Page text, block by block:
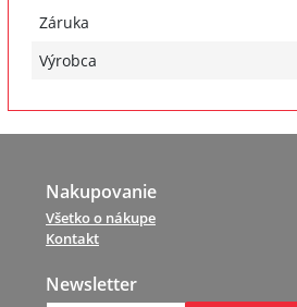
Záruka
Výrobca
Nakupovanie
Všetko o nákupe
Kontakt
Newsletter